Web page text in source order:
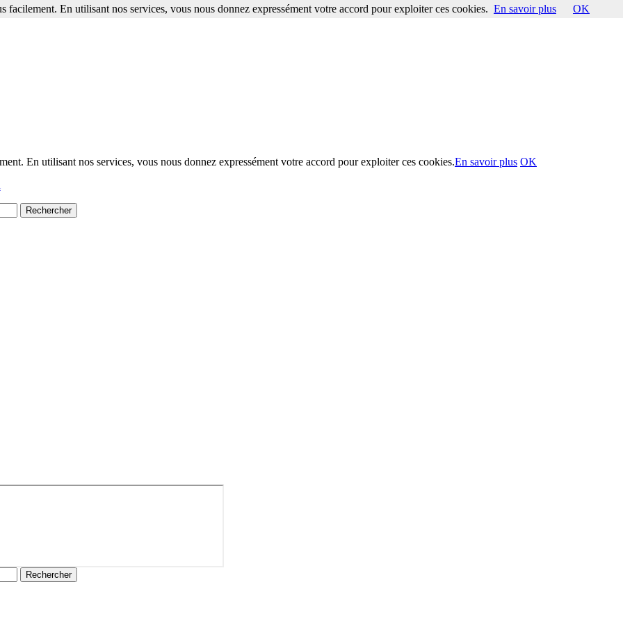
En utilisant nos services, vous nous donnez expressément votre accord pour exploiter ces cookies.En savoir plus OK
facilement. En utilisant nos services, vous nous donnez expressément votre accord pour exploiter ces cookies. En savoir plus OK